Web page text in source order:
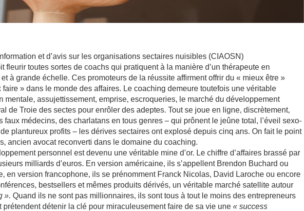
et d’avis sur les organisations sectaires nuisibles (CIAOSN)
fleurir toutes sortes de coachs qui pratiquent à la manière d’un thérapeute en
à grande échelle. Ces promoteurs de la réussite affirment offrir du « mieux être »
faire » dans le monde des affaires. Le coaching demeure toutefois une véritable
mentale, assujettissement, emprise, escroqueries, le marché du développement
de Troie des sectes pour enrôler des adeptes. Tout se joue en ligne, discrètement,
faux médecins, des charlatans en tous genres – qui prônent le jeûne total, l’éveil sexo-
plantureux profits – les dérives sectaires ont explosé depuis cinq ans. On fait le point
ancien avocat reconverti dans le domaine du coaching.
personnel est devenu une véritable mine d’or. Le chiffre d’affaires brassé par
milliards d’euros. En version américaine, ils s’appellent Brendon Buchard ou
en version francophone, ils se prénomment Franck Nicolas, David Laroche ou encore
bestsellers et mêmes produits dérivés, un véritable marché satellite autour
». Quand ils ne sont pas millionnaires, ils sont tous à tout le moins des entrepreneurs
prétendent détenir la clé pour miraculeusement faire de sa vie une« success